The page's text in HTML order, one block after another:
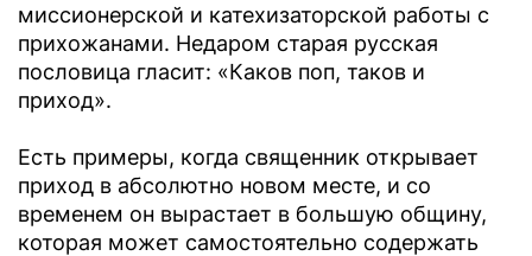
миссионерской и катехизаторской работы с
прихожанами. Недаром старая русская
пословица гласит: «Каков поп, таков и
приход».
Есть примеры, когда священник открывает
приход в абсолютно новом месте, и со
временем он вырастает в большую общину,
которая может самостоятельно содержать